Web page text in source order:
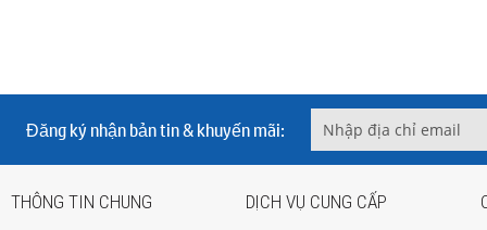
Đăng ký nhận bản tin & khuyến mãi:
THÔNG TIN CHUNG
DỊCH VỤ CUNG CẤP